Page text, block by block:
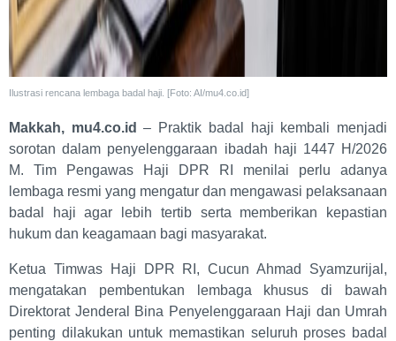
Ilustrasi rencana lembaga badal haji. [Foto: AI/mu4.co.id]
Makkah, mu4.co.id – Praktik badal haji kembali menjadi
sorotan dalam penyelenggaraan ibadah haji 1447 H/2026
M. Tim Pengawas Haji DPR RI menilai perlu adanya
lembaga resmi yang mengatur dan mengawasi pelaksanaan
badal haji agar lebih tertib serta memberikan kepastian
hukum dan keagamaan bagi masyarakat.
Ketua Timwas Haji DPR RI, Cucun Ahmad Syamzurijal,
mengatakan pembentukan lembaga khusus di bawah
Direktorat Jenderal Bina Penyelenggaraan Haji dan Umrah
penting dilakukan untuk memastikan seluruh proses badal